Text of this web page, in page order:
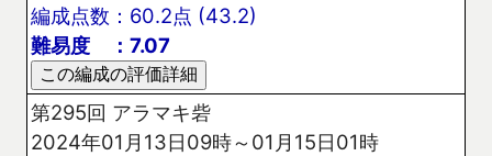
編成点数：60.2点 (43.2)
難易度 ：7.07
第295回 アラマキ砦
2024年01月13日09時～01月15日01時